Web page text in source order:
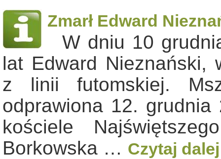
Zmarł Edward
W dniu 10
lat Edward Nieznański,
z linii futomskiej.
odprawiona 12.
kościele
Borkowska … Czytaj